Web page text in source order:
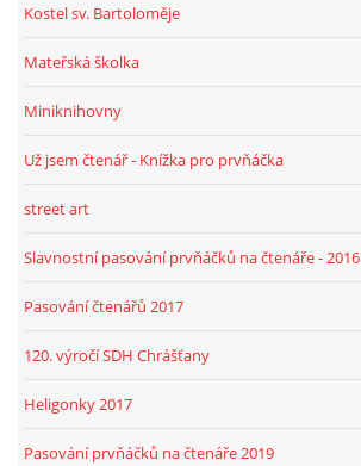
Kostel sv. Bartoloměje
Mateřská školka
Miniknihovny
Už jsem čtenář - Knížka pro prvňáčka
street art
Slavnostní pasování prvňáčků na čtenáře - 2016
Pasování čtenářů 2017
120. výročí SDH Chrášťany
Heligonky 2017
Pasování prvňáčků na čtenáře 2019